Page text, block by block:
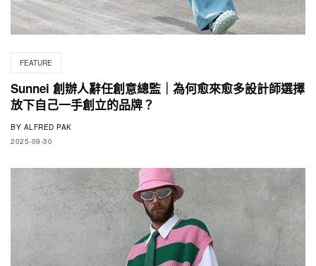
FEATURE
Sunnei 創辦人辭任創意總監｜為何愈來愈多設計師選擇
放下自己一手創立的品牌？
BY ALFRED PAK
2025-09-30